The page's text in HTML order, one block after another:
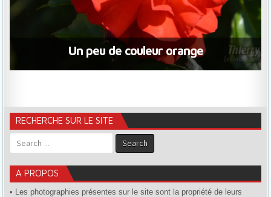
Un peu de couleur orange
RECHERCHE SUR LE SITE
Search for:
A PROPOS
• Les photographies présentes sur le site sont la propriété de leurs